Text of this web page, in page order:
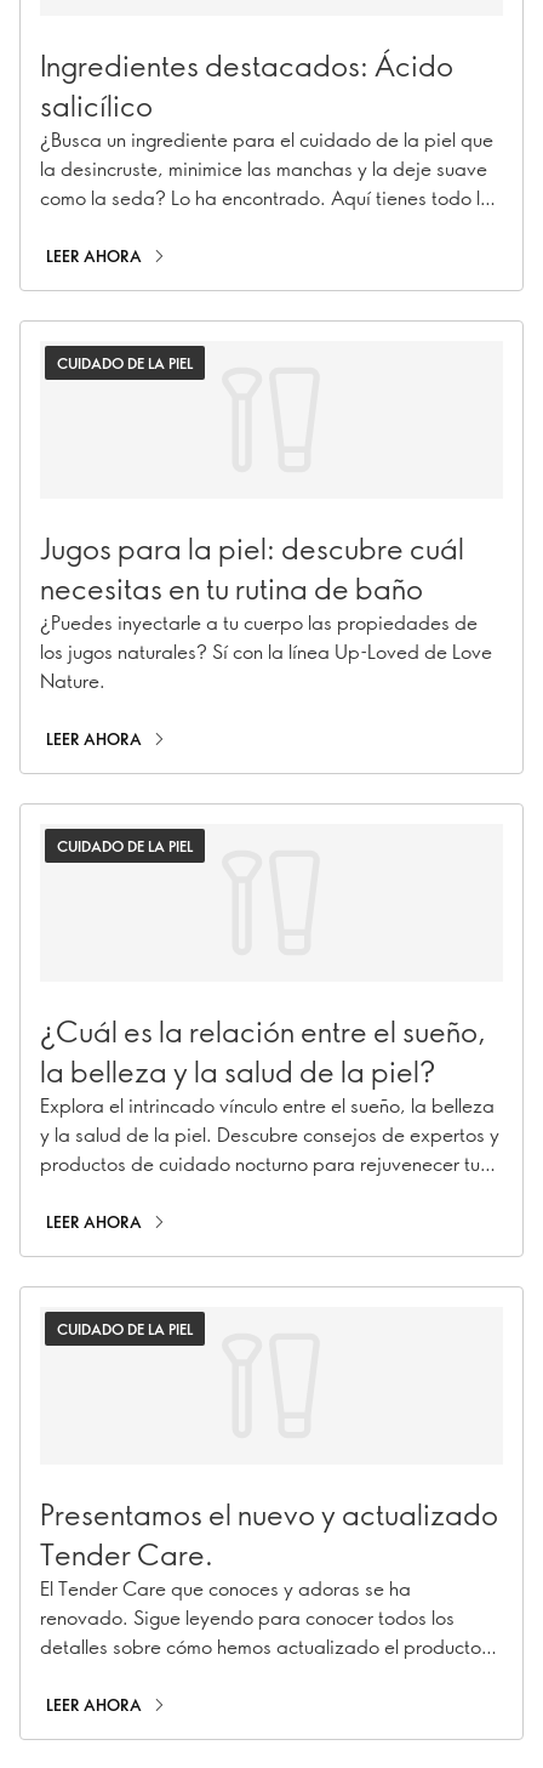
Ingredientes destacados: Ácido
salicílico
¿Busca un ingrediente para el cuidado de la piel que
la desincruste, minimice las manchas y la deje suave
como la seda? Lo ha encontrado. Aquí tienes todo lo
las imperfecciones.
LEER AHORA
CUIDADO DE LA PIEL
Jugos para la piel: descubre cuál
necesitas en tu rutina de baño
¿Puedes inyectarle a tu cuerpo las propiedades de
los jugos naturales? Sí con la línea Up-Loved de Love
Nature.
LEER AHORA
CUIDADO DE LA PIEL
¿Cuál es la relación entre el sueño,
la belleza y la salud de la piel?
Explora el intrincado vínculo entre el sueño, la belleza
y la salud de la piel. Descubre consejos de expertos y
productos de cuidado nocturno para rejuvenecer tu
LEER AHORA
CUIDADO DE LA PIEL
Presentamos el nuevo y actualizado
Tender Care.
El Tender Care que conoces y adoras se ha
renovado. Sigue leyendo para conocer todos los
detalles sobre cómo hemos actualizado el producto
LEER AHORA